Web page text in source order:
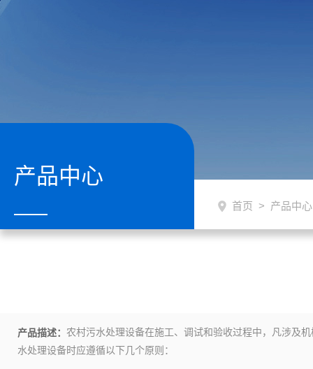
产品中心
首页 > 产品中心
产品描述： 农村污水处理设备在施工、调试和验收过程中，凡涉及
水处理设备时应遵循以下几个原则：